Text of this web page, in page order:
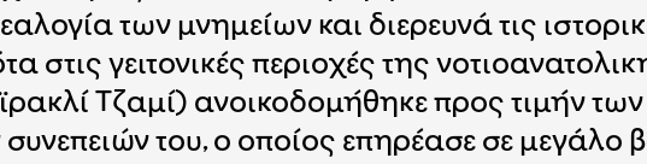
των μνημείων και διερευνά τις
στις γειτονικές περιοχές της
Τζαμί) ανοικοδομήθηκε προς τιμήν
του, ο οποίος επηρέασε σε μεγάλο